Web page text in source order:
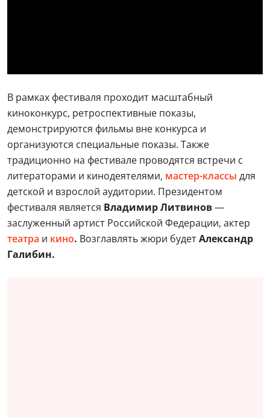
В рамках фестиваля проходит масштабный
киноконкурс, ретроспективные показы,
демонстрируются фильмы вне конкурса и
организуются специальные показы. Также
традиционно на фестивале проводятся встречи с
литераторами и кинодеятелями, мастер-классы для
детской и взрослой аудитории. Президентом
фестиваля является Владимир Литвинов—
заслуженный артист Российской Федерации, актер
театра и кино. Возглавлять жюри будетАлександр
Галибин.